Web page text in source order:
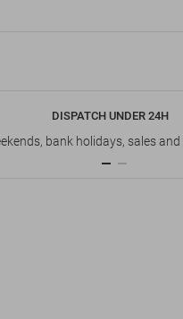
DISPATCH UNDER 24H
bank holidays, sales